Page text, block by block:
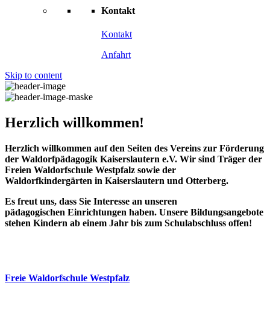
Kontakt
Kontakt
Anfahrt
Skip to content
Herzlich willkommen!
Herzlich willkommen auf den Seiten des Vereins zur Förderung
der Waldorfpädagogik Kaiserslautern e.V. Wir sind Träger der
Freien Waldorfschule Westpfalz sowie der
Waldorfkindergärten in Kaiserslautern und Otterberg.
Es freut uns, dass Sie Interesse an unseren
pädagogischen Einrichtungen haben. Unsere Bildungsangebote
stehen Kindern ab einem Jahr bis zum Schulabschluss offen!
Freie Waldorfschule Westpfalz